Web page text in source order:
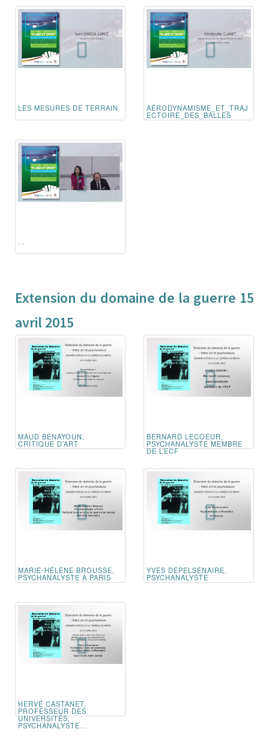
LES MESURES DE TERRAIN AÉRODYNAMISME_ET_TRAJ
ECTOIRE_DES_BALLES
...
Extension du domaine de la guerre 15
avril 2015
MAUD BENAYOUN,
CRITIQUE D’ART
BERNARD LECOEUR,
PSYCHANALYSTE MEMBRE
DE L’ECF
MARIE-HÉLÈNE BROUSSE,
PSYCHANALYSTE À PARIS
YVES DEPELSENAIRE,
PSYCHANALYSTE
HERVÉ CASTANET,
PROFESSEUR DES
UNIVERSITÉS,
PSYCHANALYSTE...